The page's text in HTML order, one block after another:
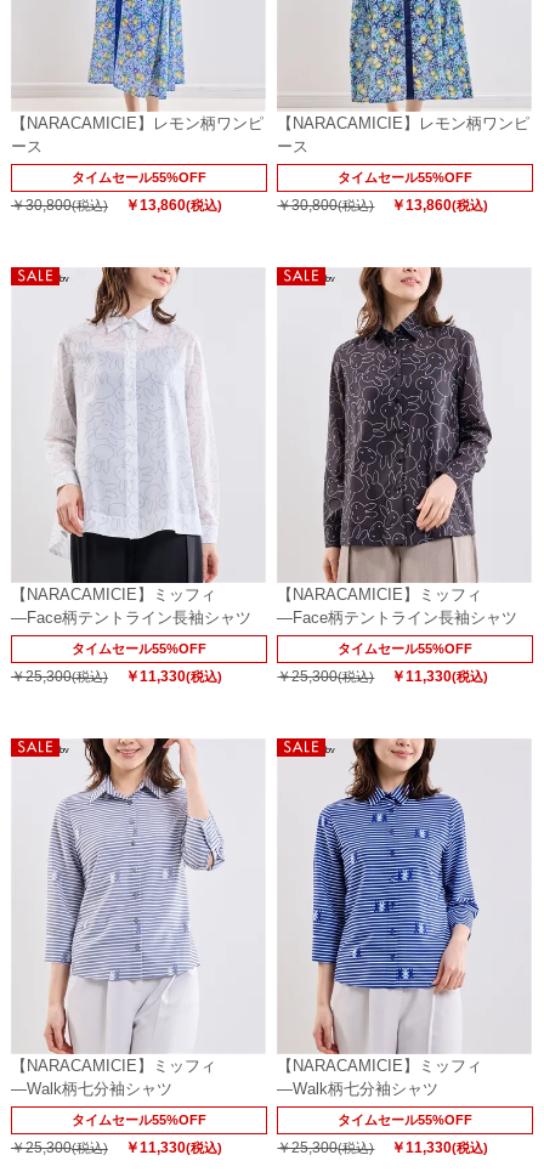
【NARACAMICIE】レモン柄ワンピ
ース
タイムセール55%OFF
￥30,800(税込) ￥13,860(税込)
【NARACAMICIE】レモン柄ワンピ
ース
タイムセール55%OFF
￥30,800(税込) ￥13,860(税込)
【NARACAMICIE】ミッフィ
―Face柄テントライン長袖シャツ
タイムセール55%OFF
￥25,300(税込) ￥11,330(税込)
【NARACAMICIE】ミッフィ
―Face柄テントライン長袖シャツ
タイムセール55%OFF
￥25,300(税込) ￥11,330(税込)
【NARACAMICIE】ミッフィ
―Walk柄七分袖シャツ
タイムセール55%OFF
￥25,300(税込) ￥11,330(税込)
【NARACAMICIE】ミッフィ
―Walk柄七分袖シャツ
タイムセール55%OFF
￥25,300(税込) ￥11,330(税込)